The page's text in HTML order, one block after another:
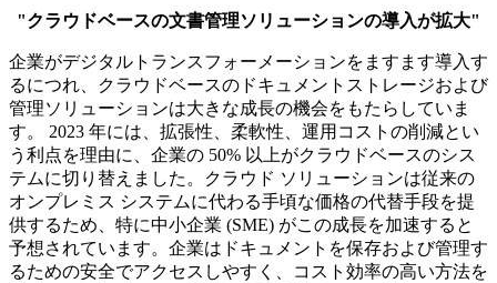
"クラウドベースの文書管理ソリューションの導入が拡大"
企業がデジタルトランスフォーメーションをますます導入す
るにつれ、クラウドベースのドキュメントストレージおよび
管理ソリューションは大きな成長の機会をもたらしていま
す。 2023 年には、拡張性、柔軟性、運用コストの削減とい
う利点を理由に、企業の 50% 以上がクラウドベースのシス
テムに切り替えました。クラウド ソリューションは従来の
オンプレミス システムに代わる手頃な価格の代替手段を提
供するため、特に中小企業 (SME) がこの成長を加速すると
予想されています。企業はドキュメントを保存および管理す
るための安全でアクセスしやすく、コスト効率の高い方法を